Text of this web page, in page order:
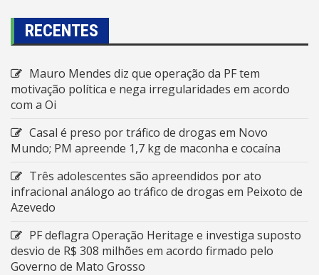
RECENTES
Mauro Mendes diz que operação da PF tem
motivação política e nega irregularidades em acordo
com a Oi
Casal é preso por tráfico de drogas em Novo
Mundo; PM apreende 1,7 kg de maconha e cocaína
Três adolescentes são apreendidos por ato
infracional análogo ao tráfico de drogas em Peixoto de
Azevedo
PF deflagra Operação Heritage e investiga suposto
desvio de R$ 308 milhões em acordo firmado pelo
Governo de Mato Grosso